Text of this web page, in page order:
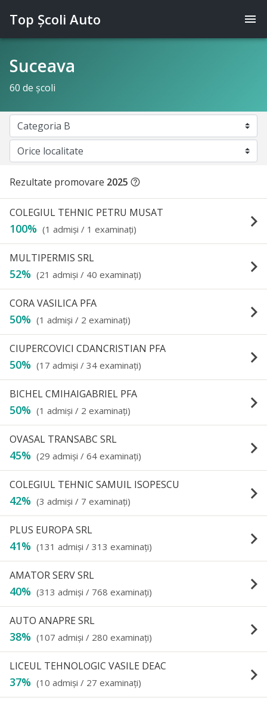
menu
Top Şcoli Auto
Suceava
60 de şcoli
Rezultate promovare 2025 help_outline
COLEGIUL TEHNIC PETRU MUSAT
100% (1 admişi / 1 examinaţi) keyboard_arrow_right
MULTIPERMIS SRL
52% (21 admişi / 40 examinaţi) keyboard_arrow_right
CORA VASILICA PFA
50% (1 admişi / 2 examinaţi) keyboard_arrow_right
CIUPERCOVICI CDANCRISTIAN PFA
50% (17 admişi / 34 examinaţi) keyboard_arrow_right
BICHEL CMIHAIGABRIEL PFA
50% (1 admişi / 2 examinaţi) keyboard_arrow_right
OVASAL TRANSABC SRL
45% (29 admişi / 64 examinaţi) keyboard_arrow_right
COLEGIUL TEHNIC SAMUIL ISOPESCU
42% (3 admişi / 7 examinaţi) keyboard_arrow_right
PLUS EUROPA SRL
41% (131 admişi / 313 examinaţi) keyboard_arrow_right
AMATOR SERV SRL
40% (313 admişi / 768 examinaţi) keyboard_arrow_right
AUTO ANAPRE SRL
38% (107 admişi / 280 examinaţi) keyboard_arrow_right
LICEUL TEHNOLOGIC VASILE DEAC
37% (10 admişi / 27 examinaţi) keyboard_arrow_right